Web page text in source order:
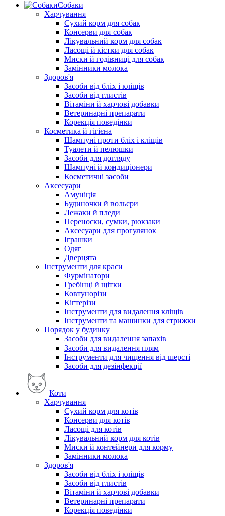
Собаки
Харчування
Сухий корм для собак
Консерви для собак
Лікувальний корм для собак
Ласощі й кістки для собак
Миски й годівниці для собак
Замінники молока
Здоров'я
Засоби від бліх і кліщів
Засоби від глистів
Вітаміни й харчові добавки
Ветеринарні препарати
Корекція поведінки
Косметика й гігієна
Шампуні проти бліх і кліщів
Туалети й пелюшки
Засоби для догляду
Шампуні й кондиціонери
Косметичні засоби
Аксесуари
Амуніція
Будиночки й вольєри
Лежаки й пледи
Переноски, сумки, рюкзаки
Аксесуари для прогулянок
Іграшки
Одяг
Дверцята
Інструменти для краси
Фурмінатори
Гребінці й щітки
Ковтунорізи
Кігтерізи
Інструменти для видалення кліщів
Інструменти та машинки для стрижки
Порядок у будинку
Засоби для видалення запахів
Засоби для видалення плям
Інструменти для чищення від шерсті
Засоби для дезінфекції
Коти
Харчування
Сухий корм для котів
Консерви для котів
Ласощі для котів
Лікувальний корм для котів
Миски й контейнери для корму
Замінники молока
Здоров'я
Засоби від бліх і кліщів
Засоби від глистів
Вітаміни й харчові добавки
Ветеринарні препарати
Корекція поведінки